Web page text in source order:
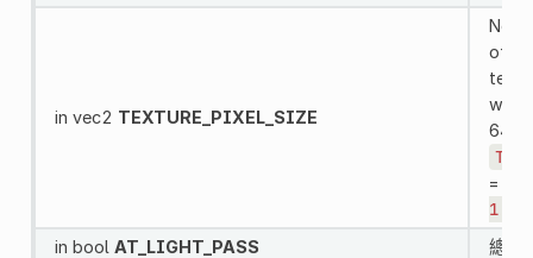
in vec2 TEXTURE_PIXEL_SIZE
of
with
=
1.0
in bool AT_LIGHT_PASS 總是